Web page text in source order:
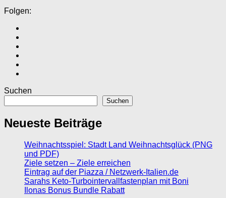
Folgen:
Suchen
Suchen
Neueste Beiträge
Weihnachtsspiel: Stadt Land Weihnachtsglück (PNG
und PDF)
Ziele setzen – Ziele erreichen
Eintrag auf der Piazza / Netzwerk-Italien.de
Sarahs Keto-Turbointervallfastenplan mit Boni
Ilonas Bonus Bundle Rabatt